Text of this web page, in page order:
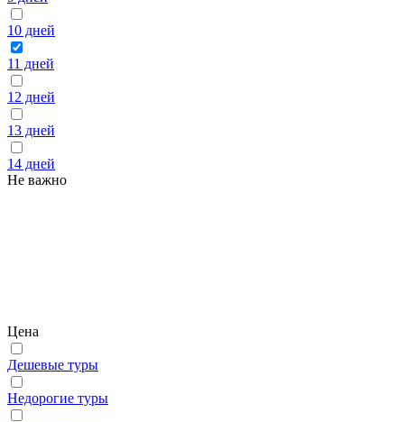
10 дней
11 дней
12 дней
13 дней
14 дней
Не важно
Цена
Дешевые туры
Недорогие туры